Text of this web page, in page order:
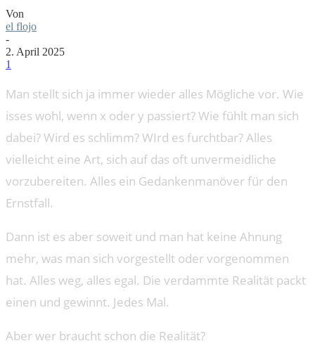
Von
el flojo
-
2. April 2025
1
Man stellt sich ja immer wieder alles Mögliche vor. Wie
isses wohl, wenn x oder y passiert? Wie fühlt man sich
dabei? Wird es schlimm? WIrd es furchtbar? Alles
vielleicht eine Art, sich auf das oft unvermeidliche
vorzubereiten. Alles ein Gedankenmanöver für den
Ernstfall.
Dann ist es aber soweit und man hat keine Ahnung
mehr, was man sich vorgestellt oder vorgenommen
hat. Alles weg, alles egal. Die verdammte Realität packt
einen und gewinnt. Jedes Mal.
Aber wer braucht schon die Realität?